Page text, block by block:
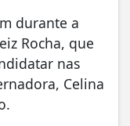
durante a
Rocha, que
nas
Celina